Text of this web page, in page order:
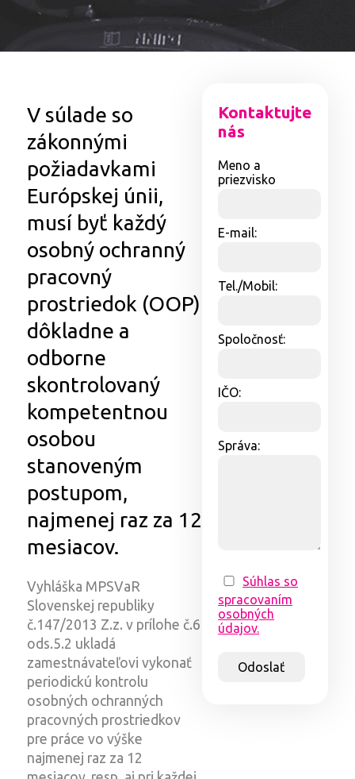
V súlade so
zákonnými
požiadavkami
Európskej únii,
musí byť každý
osobný ochranný
pracovný
prostriedok (OOP)
dôkladne a
odborne
skontrolovaný
kompetentnou
osobou
stanoveným
postupom,
najmenej raz za 12
mesiacov.
Vyhláška MPSVaR
Slovenskej republiky
č.147/2013 Z.z. v prílohe č.6
ods.5.2 ukladá
zamestnávateľovi vykonať
periodickú kontrolu
osobných ochranných
pracovných prostriedkov
pre práce vo výške
najmenej raz za 12
Kontaktujte
nás
Meno a
priezvisko
E-mail:
Tel./Mobil:
Spoločnosť:
IČO:
Správa:
Súhlas so
spracovaním
osobných
údajov.